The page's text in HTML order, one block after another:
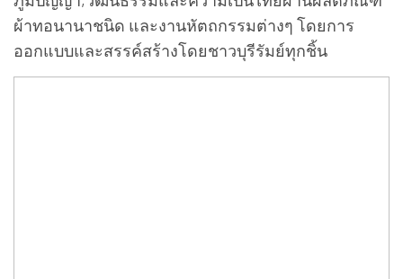
ผ้าทอนานาชนิด และงานหัตถกรรมต่างๆ โดยการ
ออกแบบและสรรค์สร้างโดยชาวบุรีรัมย์ทุกชิ้น